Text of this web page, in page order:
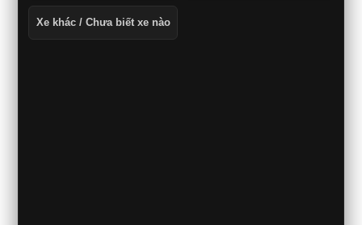
Xe khác / Chưa biết xe nào